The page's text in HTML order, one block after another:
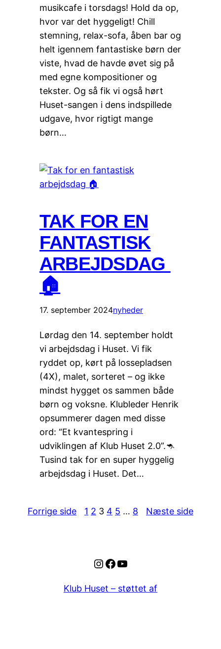
musikcafe i torsdags! Hold da op,
hvor var det hyggeligt! Chill
stemning, relax-sofa, åben bar og
helt igennem fantastiske børn der
viste, hvad de havde øvet sig på
med egne kompositioner og
tekster. Og så fik vi også hørt
Huset-sangen i dens indspillede
udgave, hvor rigtigt mange
børn…
TAK FOR EN
FANTASTISK
ARBEJDSDAG
🏠
17. september 2024nyheder
Lørdag den 14. september holdt
vi arbejdsdag i Huset. Vi fik
ryddet op, kørt på lossepladsen
(4X), malet, sorteret – og ikke
mindst hygget os sammen både
børn og voksne. Klubleder Henrik
opsummerer dagen med disse
ord: “Et kvantespring i
udviklingen af Klub Huset 2.0”.🦘
Tusind tak for en super hyggelig
arbejdsdag i Huset. Det…
Forrige side 1 2 3 4 5 … 8 Næste side
Instagram
Facebook
YouTube
Klub Huset – støttet af